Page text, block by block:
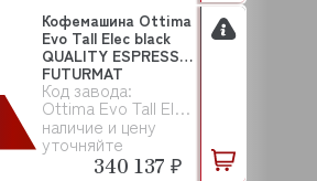
Код завода:
Ottima Evo Tall Elec black
наличие и цену
уточняйте
Кофемашина Ottima
Evo Tall Elec black
QUALITY ESPRESSO
FUTURMAT
340 137 ₽